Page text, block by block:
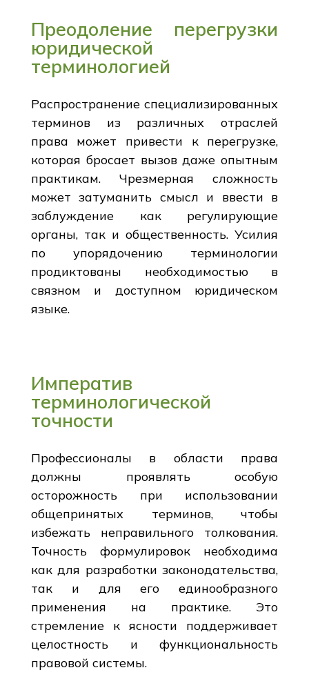
Преодоление перегрузки
юридической
терминологией
Распространение специализированных
терминов из различных отраслей
права может привести к перегрузке,
которая бросает вызов даже опытным
практикам. Чрезмерная сложность
может затуманить смысл и ввести в
заблуждение как регулирующие
органы, так и общественность. Усилия
по упорядочению терминологии
продиктованы необходимостью в
связном и доступном юридическом
языке.
Императив
терминологической
точности
Профессионалы в области права
должны проявлять особую
осторожность при использовании
общепринятых терминов, чтобы
избежать неправильного толкования.
Точность формулировок необходима
как для разработки законодательства,
так и для его единообразного
применения на практике. Это
стремление к ясности поддерживает
целостность и функциональность
правовой системы.